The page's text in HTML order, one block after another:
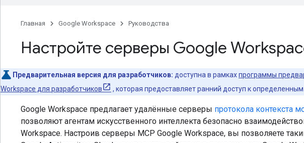
Главная Google Workspace Руководства
Настройте серверы Google
Предварительная версия для разработчиков: доступна в рамкахпрограммы
Workspace для разработчиков
, которая предоставляет ранний доступ к
Google Workspace предлагает удалённые серверы протокола контекста
позволяют агентам искусственного интеллекта безопасно
Workspace. Настроив серверы MCP Google Workspace, вы позволяете